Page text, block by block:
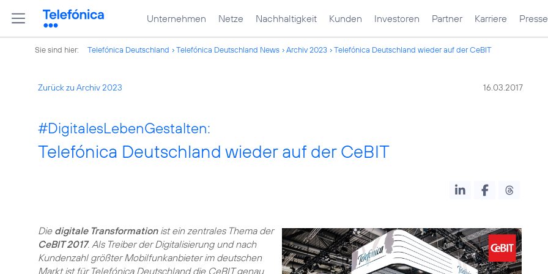
Unternehmen Netze Nachhaltigkeit Kunden Investoren Partner Karriere Presse
Sie sind hier: Telefónica Deutschland Telefónica Deutschland News Archiv 2023 Telefónica Deutschland wieder auf der CeBIT
Zurück zu Archiv 2023 16.03.2017
#DigitalesLebenGestalten:
Telefónica Deutschland wieder auf der CeBIT
Diedigitale Transformationist ein zentrales Thema der
CeBIT 2017. Als Treiber der Digitalisierung und nach
Kundenzahl größter Mobilfunkanbieter im deutschen
Markt ist für Telefónica Deutschland die CeBIT genau